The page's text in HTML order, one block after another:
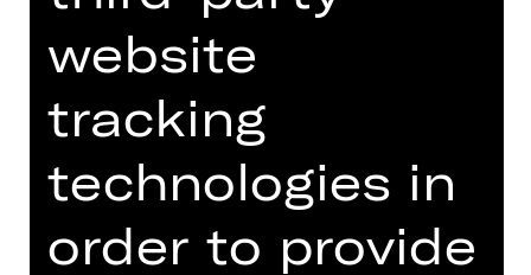
DRAMA
JI HYUNG NAM
website
tracking
technologies in
order to provide